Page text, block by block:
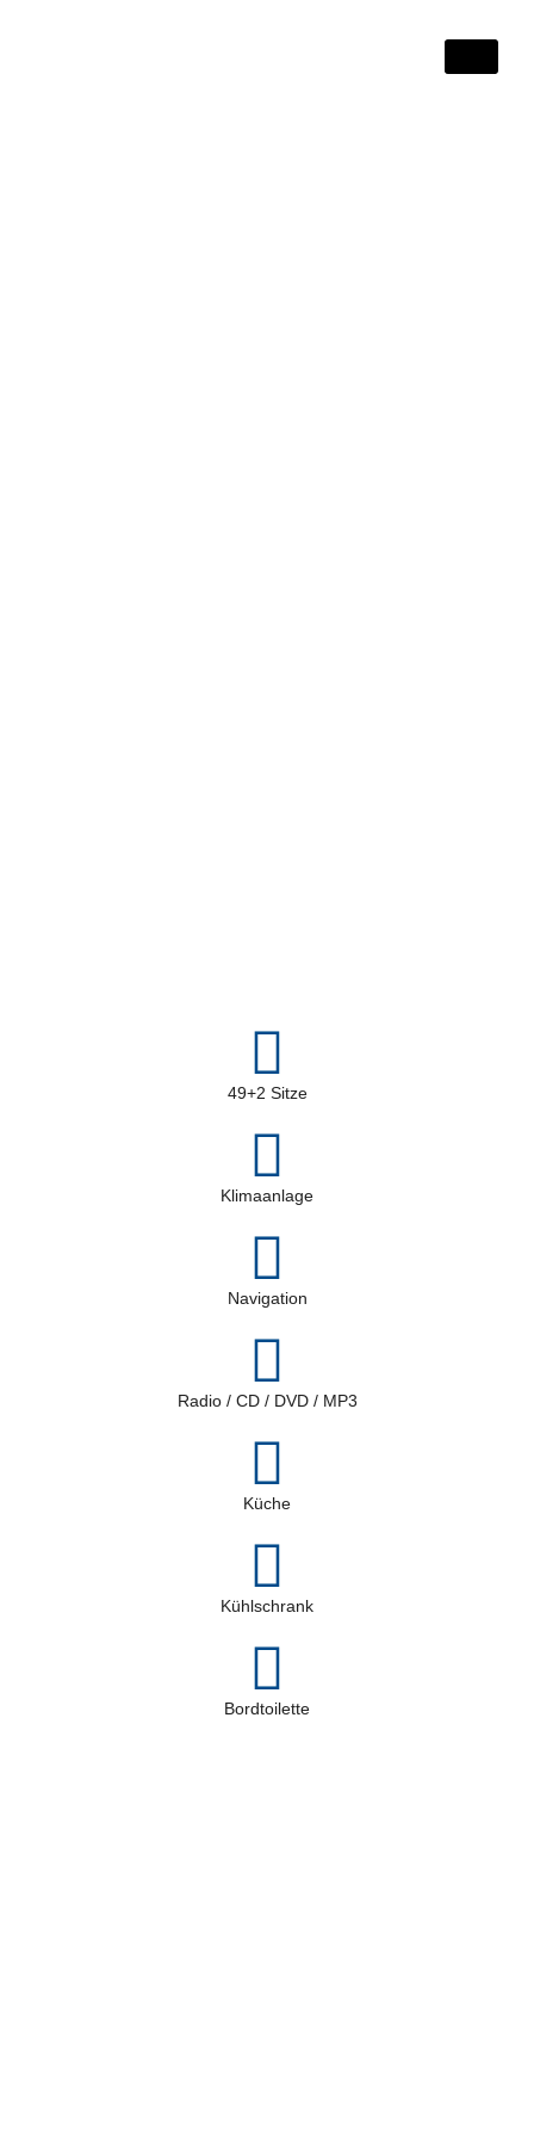
49+2 Sitze
Klimaanlage
Navigation
Radio / CD / DVD / MP3
Küche
Kühlschrank
Bordtoilette